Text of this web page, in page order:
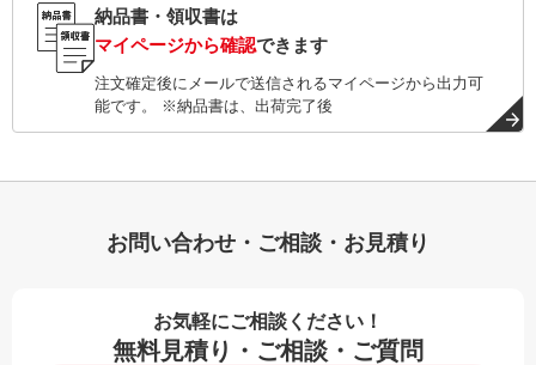
納品書・領収書は
マイページから確認できます
注文確定後にメールで送信されるマイページから出力可
能です。 ※納品書は、出荷完了後
お問い合わせ・ご相談・お見積り
お気軽にご相談ください！
無料見積り・ご相談・ご質問